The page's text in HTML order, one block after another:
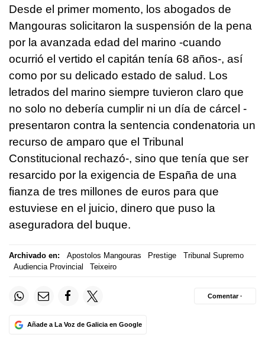
Desde el primer momento, los abogados de
Mangouras solicitaron la suspensión de la pena
por la avanzada edad del marino -cuando
ocurrió el vertido el capitán tenía 68 años-, así
como por su delicado estado de salud. Los
letrados del marino siempre tuvieron claro que
no solo no debería cumplir ni un día de cárcel -
presentaron contra la sentencia condenatoria un
recurso de amparo que el Tribunal
Constitucional rechazó-, sino que tenía que ser
resarcido por la exigencia de España de una
fianza de tres millones de euros para que
estuviese en el juicio, dinero que puso la
aseguradora del buque.
Archivado en: Apostolos Mangouras Prestige
Tribunal Supremo
Audiencia Provincial
Teixeiro
Añade a La Voz de Galicia en Google
Comentar ·